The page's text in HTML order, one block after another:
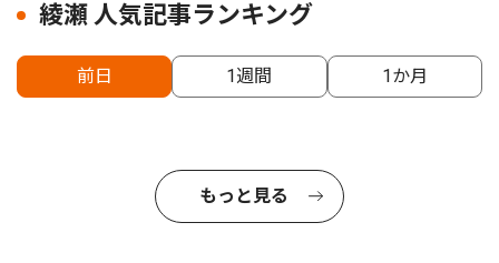
綾瀬 人気記事ランキング
前日 1週間 1か月
もっと見る